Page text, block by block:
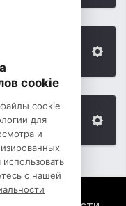
2)
№-3)cookie
файлы cookie
для
и
с нашей